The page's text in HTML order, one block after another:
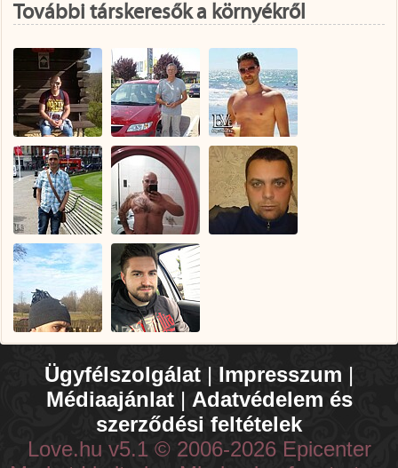
További társkeresők a környékről
Ügyfélszolgálat | Impresszum |
Médiaajánlat| Adatvédelem és
szerződési feltételek
Love.hu v5.1 © 2006-2026 Epicenter